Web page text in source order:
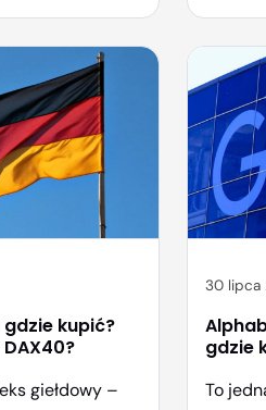
więc, że coraz
zadaje
kupić akcje
po kroku? W
czym
[…]
które
tym
gdzie kupić?
giełdowy –
30 lipca
gdzie
To